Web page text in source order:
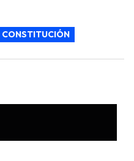
CONSTITUCIÓN